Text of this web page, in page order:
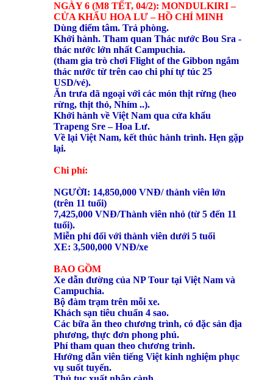
NGÀY 6 (M8 TẾT, 04/2): MONDULKIRI –
CỬA KHẨU HOA LƯ – HỒ CHÍ MINH
Dùng điểm tâm. Trả phòng.
Khởi hành. Tham quan Thác nước Bou Sra -
thác nước lớn nhất Campuchia.
(tham gia trò chơi Flight of the Gibbon ngắm
thác nước từ trên cao chi phí tự túc 25
USD/vé).
Ăn trưa dã ngoại với các món thịt rừng (heo
rừng, thịt thỏ, Nhím ..).
Khởi hành về Việt Nam qua cửa khẩu
Trapeng Sre – Hoa Lư.
Về lại Việt Nam, kết thúc hành trình. Hẹn gặp
lại.
Chi phí:
NGƯỜI: 14,850,000 VNĐ/ thành viên lớn
(trên 11 tuổi)
7,425,000 VNĐ/Thành viên nhỏ (từ 5 đến 11
tuổi).
Miễn phí đối với thành viên dưới 5 tuổi
XE: 3,500,000 VNĐ/xe
BAO GỒM
Xe dẫn đường của NP Tour tại Việt Nam và
Campuchia.
Bộ đàm trạm trên mỗi xe.
Khách sạn tiêu chuẩn 4 sao.
Các bữa ăn theo chương trình, có đặc sản địa
phương, thực đơn phong phú.
Phí tham quan theo chương trình.
Hướng dẫn viên tiếng Việt kinh nghiệm phục
vụ suốt tuyến.